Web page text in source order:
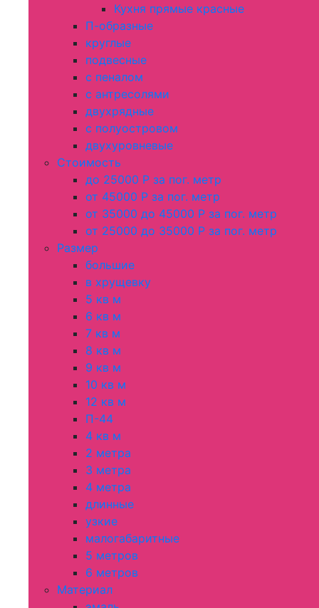
Кухня прямые красные
П-образные
круглые
подвесные
с пеналом
с антресолями
двухрядные
с полуостровом
двухуровневые
Стоимость
до 25000 Р за пог. метр
от 45000 Р за пог. метр
от 35000 до 45000 Р за пог. метр
от 25000 до 35000 Р за пог. метр
Размер
большие
в хрущевку
5 кв м
6 кв м
7 кв м
8 кв м
9 кв м
10 кв м
12 кв м
П-44
4 кв м
2 метра
3 метра
4 метра
длинные
узкие
малогабаритные
5 метров
6 метров
Материал